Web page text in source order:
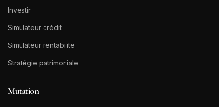
Investir
Simulateur crédit
Simulateur rentabilité
Stratégie patrimoniale
Mutation